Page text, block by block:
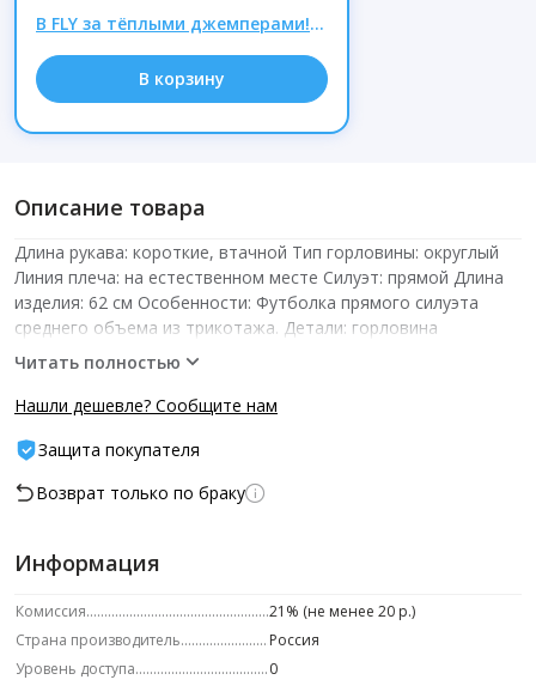
В FLY за тёплыми джемперами! Там такие скидки!
В корзину
Описание товара
Длина рукава: короткие, втачной Тип горловины: округлый
Линия плеча: на естественном месте Силуэт: прямой Длина
изделия: 62 см Особенности: Футболка прямого силуэта
среднего объема из трикотажа. Детали: горловина
обработана бейкой. Рост модели на фото: 171 см Размер
98%, эластан 2% Цвет: серый
Читать полностью
Нашли дешевле? Сообщите нам
Защита покупателя
Возврат только по браку
Информация
Комиссия
21% (не менее 20 р.)
Страна производитель
Россия
Уровень доступа
0